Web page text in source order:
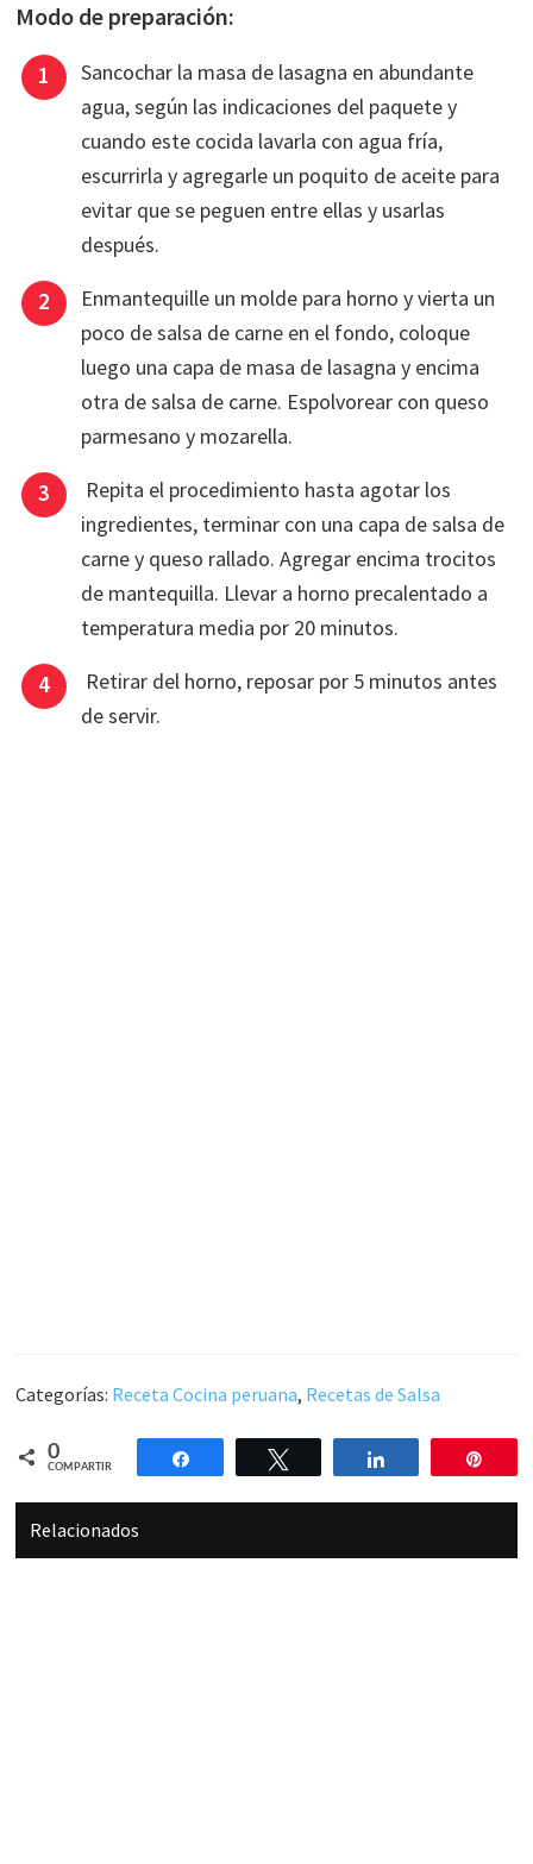
Modo de preparación:
Sancochar la masa de lasagna en abundante
agua, según las indicaciones del paquete y
cuando este cocida lavarla con agua fría,
escurrirla y agregarle un poquito de aceite para
evitar que se peguen entre ellas y usarlas
después.
Enmantequille un molde para horno y vierta un
poco de salsa de carne en el fondo, coloque
luego una capa de masa de lasagna y encima
otra de salsa de carne. Espolvorear con queso
parmesano y mozarella.
Repita el procedimiento hasta agotar los
ingredientes, terminar con una capa de salsa de
carne y queso rallado. Agregar encima trocitos
de mantequilla. Llevar a horno precalentado a
temperatura media por 20 minutos.
Retirar del horno, reposar por 5 minutos antes
de servir.
Categorías: Receta Cocina peruana, Recetas de Salsa
0
COMPARTIR
Compartir Compartir
Relacionados